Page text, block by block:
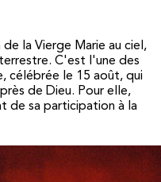
la Vierge Marie au ciel,
C'est l'une des
célébrée le 15 août, qui
de Dieu. Pour elle,
de sa participation à la